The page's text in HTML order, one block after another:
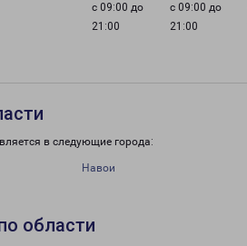
с 09:00 до
21:00
с 09:00 до
21:00
в следующие города:
Навои
области